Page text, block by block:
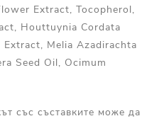
Extract, Tocopherol,
Houttuynia Cordata
Melia Azadirachta
Seed Oil, Ocimum
със съставките може да